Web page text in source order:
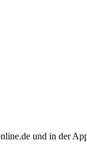
und in der